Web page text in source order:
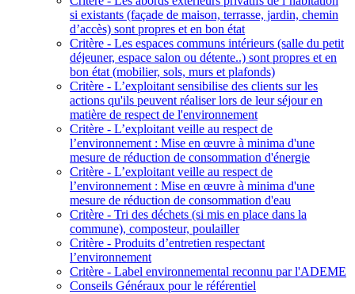
si existants (façade de maison, terrasse, jardin, chemin
d’accès) sont propres et en bon état
Critère - Les espaces communs intérieurs (salle du petit
déjeuner, espace salon ou détente..) sont propres et en
bon état (mobilier, sols, murs et plafonds)
Critère - L’exploitant sensibilise des clients sur les
actions qu'ils peuvent réaliser lors de leur séjour en
matière de respect de l'environnement
Critère - L’exploitant veille au respect de
l’environnement : Mise en œuvre à minima d'une
mesure de réduction de consommation d'énergie
Critère - L’exploitant veille au respect de
l’environnement : Mise en œuvre à minima d'une
mesure de réduction de consommation d'eau
Critère - Tri des déchets (si mis en place dans la
commune), composteur, poulailler
Critère - Produits d’entretien respectant
l’environnement
Critère - Label environnemental reconnu par l'ADEME
Conseils Généraux pour le référentiel